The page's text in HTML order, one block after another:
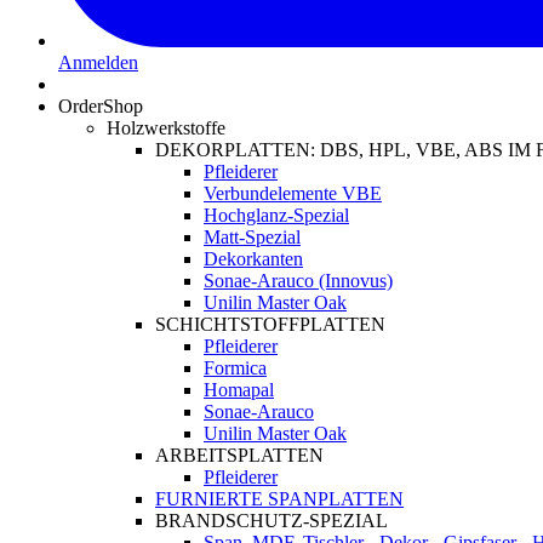
Anmelden
OrderShop
Holzwerkstoffe
DEKORPLATTEN: DBS, HPL, VBE, ABS IM
Pfleiderer
Verbundelemente VBE
Hochglanz-Spezial
Matt-Spezial
Dekorkanten
Sonae-Arauco (Innovus)
Unilin Master Oak
SCHICHTSTOFFPLATTEN
Pfleiderer
Formica
Homapal
Sonae-Arauco
Unilin Master Oak
ARBEITSPLATTEN
Pfleiderer
FURNIERTE SPANPLATTEN
BRANDSCHUTZ-SPEZIAL